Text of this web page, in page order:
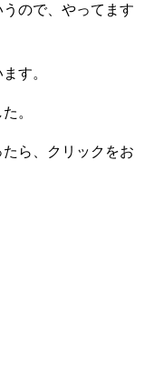
ので、やってます
す。
。
ら、クリックをお